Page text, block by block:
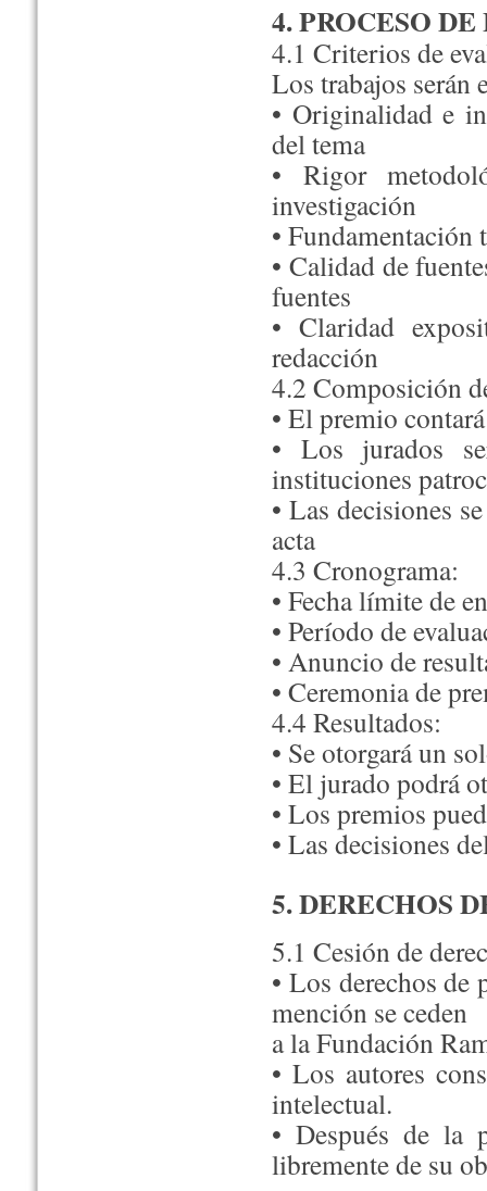
4. PROCESO
4.1 Criterios de
Los trabajos serán
• Originalidad e
del tema
• Rigor
investigación
•
• Calidad de
fuentes
• Claridad
redacción
4.2 Composición
• El premio
• Los jurados
instituciones
• Las decisiones
acta
4.3 Cronograma:
• Fecha límite de
• Período de
• Anuncio de
• Ceremonia de
4.4 Resultados:
• Se otorgará un
• El jurado podrá
• Los premios
• Las decisiones
5. DERECHOS
5.1 Cesión de
• Los derechos
mención se ceden
a la Fundación
• Los autores
intelectual.
• Después de la
libremente de su